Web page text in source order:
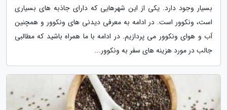
بسیار وجود دارد. یکی از این شهرهایی که دارای جاذبه های بسیاری
است، ونکوور است. در ادامه به معرفی دیدنی های ونکوور و همچنین
آب و هوای ونکوور می پردازیم. در ادامه با ما همراه باشید که مطالبی
جالب در مورد هزینه های سفر به ونکوور...